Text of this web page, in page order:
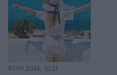
07.08.2026, 10:21